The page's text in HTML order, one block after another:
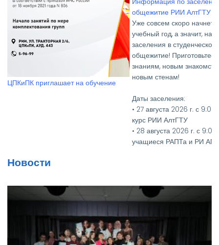
Уже совсем скоро начнется новый
учебный год, а значит, настало время
заселения в студенческое
общежитие! Приготовьтесь к новым
новым стенам!
15:00 - 2-4 курсы РИИ АлтГТУ
Необходимые документы:
• Паспорт и его копия
(флюорография (копия), кровь на
RW, осмотр на чесотку и педикулез)
• Для первокурсников — два фото
Вручение дипломов
Новости